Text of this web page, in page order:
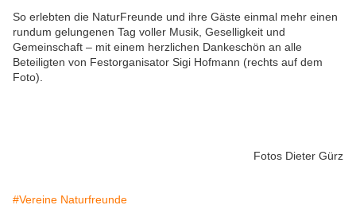
So erlebten die NaturFreunde und ihre Gäste einmal mehr einen
rundum gelungenen Tag voller Musik, Geselligkeit und
Gemeinschaft – mit einem herzlichen Dankeschön an alle
Beteiligten von Festorganisator Sigi Hofmann (rechts auf dem
Foto).
Fotos Dieter Gürz
#Vereine Naturfreunde